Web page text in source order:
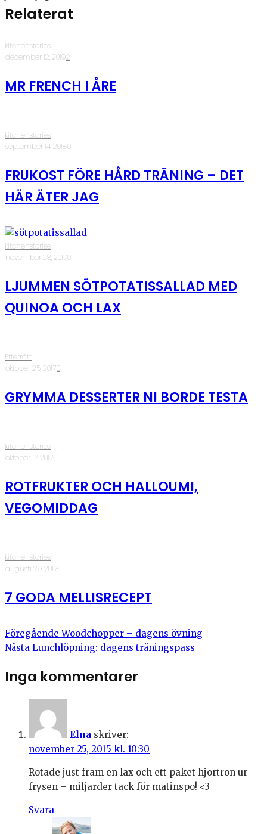
Relaterat
kitchenstories
·december 12, 2019·2
MR FRENCH I ÅRE
kitchenstories
·september 14, 2018·0
FRUKOST FÖRE HÅRD TRÄNING – DET
HÄR ÄTER JAG
kitchenstories
·november 28, 2017·0
LJUMMEN SÖTPOTATISSALLAD MED
QUINOA OCH LAX
Efterrätt
·oktober 25, 2017·0
GRYMMA DESSERTER NI BORDE TESTA
kitchenstories
·oktober 17, 2017·0
ROTFRUKTER OCH HALLOUMI,
VEGOMIDDAG
kitchenstories
·augusti 29, 2017·0
7 GODA MELLISRECEPT
Föregående Woodchopper – dagens övning
Nästa Lunchlöpning: dagens träningspass
Inga kommentarer
Elna skriver:
november 25, 2015 kl. 10:30
Rotade just fram en lax och ett paket hjortron ur
frysen – miljarder tack för matinspo! <3
Svara